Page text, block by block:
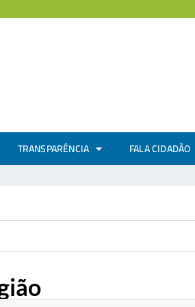
TRANSPARÊNCIA FALA CIDADÃO
.